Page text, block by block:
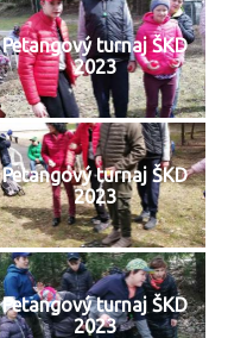
Petangový turnaj ŠKD
2023
Petangový turnaj ŠKD
2023
Petangový turnaj ŠKD
2023